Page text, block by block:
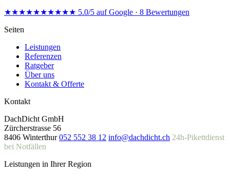
★★★★★★★★★★ 5.0/5 auf Google · 8 Bewertungen
Seiten
Leistungen
Referenzen
Ratgeber
Über uns
Kontakt & Offerte
Kontakt
DachDicht GmbH
Zürcherstrasse 56
8406 Winterthur 052 552 38 12 info@dachdicht.ch 24h-Pikettdienst
bei Notfällen
Leistungen in Ihrer Region